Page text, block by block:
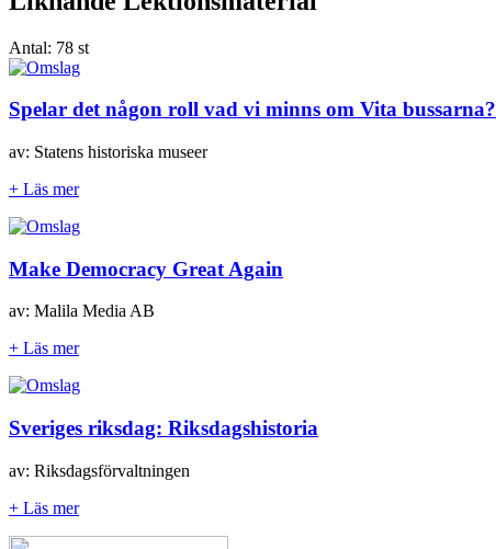
Antal: 78 st
Spelar det någon roll vad vi minns om Vita bussarna?
av: Statens historiska museer
+ Läs mer
Make Democracy Great Again
av: Malila Media AB
+ Läs mer
Sveriges riksdag: Riksdagshistoria
av: Riksdagsförvaltningen
+ Läs mer